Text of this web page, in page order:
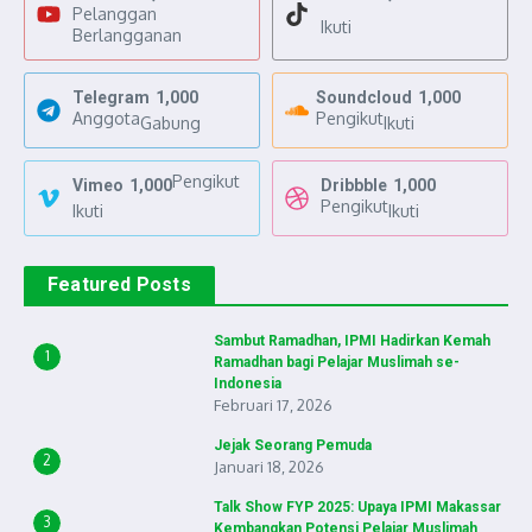
Pelanggan
Berlangganan
Ikuti
Telegram 1,000
AnggotaGabung
Soundcloud 1,000
PengikutIkuti
Vimeo 1,000Pengikut
Ikuti
Dribbble 1,000
PengikutIkuti
Featured Posts
1
Sambut Ramadhan, IPMI Hadirkan Kemah
Ramadhan bagi Pelajar Muslimah se-
Indonesia
Februari 17, 2026
2
Jejak Seorang Pemuda
Januari 18, 2026
3
Talk Show FYP 2025: Upaya IPMI Makassar
Kembangkan Potensi Pelajar Muslimah